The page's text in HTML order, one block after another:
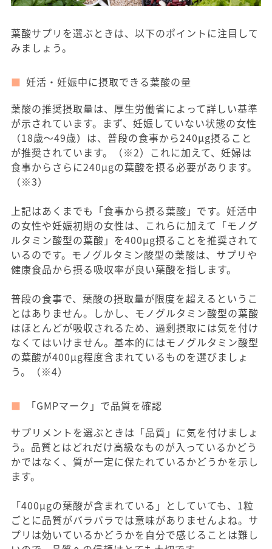
葉酸サプリを選ぶときは、以下のポイントに注目して
みましょう。
妊活・妊娠中に摂取できる葉酸の量
葉酸の推奨摂取量は、厚生労働省によって詳しい基準
が示されています。まず、妊娠していない状態の女性
（18歳〜49歳）は、普段の食事から240μg摂ること
が推奨されています。（※2）これに加えて、妊婦は
食事からさらに240μgの葉酸を摂る必要があります。
（※3）
上記はあくまでも「食事から摂る葉酸」です。妊活中
の女性や妊娠初期の女性は、これらに加えて「モノグ
ルタミン酸型の葉酸」を400μg摂ることを推奨されて
いるのです。モノグルタミン酸型の葉酸は、サプリや
健康食品から摂る吸収率が良い葉酸を指します。
普段の食事で、葉酸の摂取量が限度を超えるというこ
とはありません。しかし、モノグルタミン酸型の葉酸
はほとんどが吸収されるため、過剰摂取には気を付け
なくてはいけません。基本的にはモノグルタミン酸型
の葉酸が400μg程度含まれているものを選びましょ
う。（※4）
「GMPマーク」で品質を確認
サプリメントを選ぶときは「品質」に気を付けましょ
う。品質とはどれだけ高級なものが入っているかどう
かではなく、質が一定に保たれているかどうかを示し
ます。
「400μgの葉酸が含まれている」としていても、1粒
ごとに品質がバラバラでは意味がありませんよね。サ
プリは効いているかどうかを自分で感じることは難し